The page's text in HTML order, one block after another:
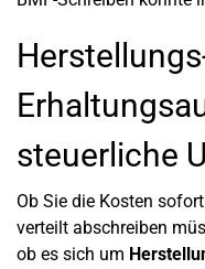
steuerliche
Ob Sie die Kosten
verteilt abschreiben
ob es sich um